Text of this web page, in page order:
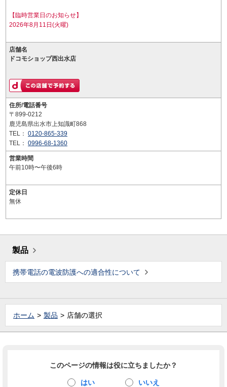
【臨時営業日のお知らせ】
2026年8月11日(火曜)
店舗名
ドコモショップ西出水店
住所/電話番号
〒899-0212
鹿児島県出水市上知識町868
TEL： 0120-865-339
TEL： 0996-68-1360
営業時間
午前10時〜午後6時
定休日
無休
製品
携帯電話の電波防護への適合性について
ホーム 製品 店舗の選択
このページの情報は役に立ちましたか？
はい いいえ